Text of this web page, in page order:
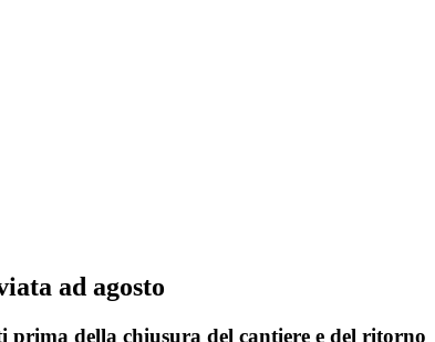
ad agosto
prima della chiusura del cantiere e del ritorno